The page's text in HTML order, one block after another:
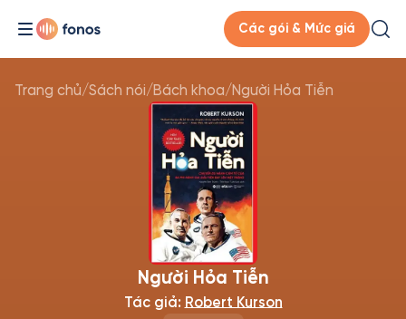
Các gói & Mức giá
Trang chủ/Sách nói/Bách khoa/Người Hỏa Tiễn
Người Hỏa Tiễn
Tác giả: Robert Kurson